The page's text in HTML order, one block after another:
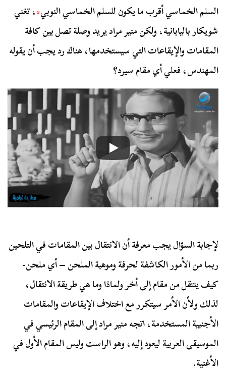
السلم الخماسي أقرب ما يكون للسلم الخماسي النوبي*، تغني
شويكار باليابانية، ولكن منير مراد يريد وصلة تصل بين كافة
المقامات والإيقاعات التي سيستخدمها، هناك رد يجب أن يقوله
المهندس، فعلي أي مقام سيرد؟
لإجابة السؤال يجب معرفة أن الانتقال بين المقامات في التلحين
ربما من الأمور الكاشفة لحرفة وموهبة الملحن – أي ملحن-
كيف ينتقل من مقام إلى أخر ولماذا وما هي طريقة الانتقال،
لذلك ولأن الأمر سيتكرر مع اختلاف الإيقاعات والمقامات
الأجنبية المستخدمة، اتجه منير مراد إلى المقام الرئيسي في
الموسيقى العربية ليعود إليه، وهو الراست وليس المقام الأول في
الأغنية.